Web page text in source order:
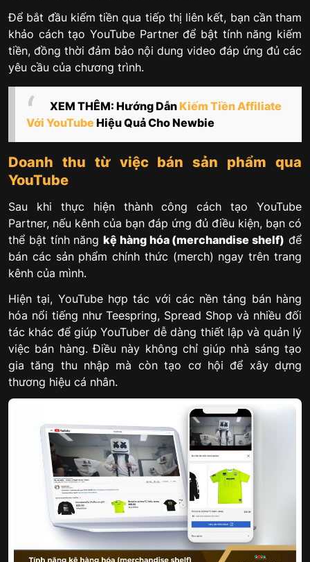
Để bắt đầu kiếm tiền qua tiếp thị liên kết, bạn cần tham
khảo cách tạo YouTube Partner để bật tính năng kiếm
tiền, đồng thời đảm bảo nội dung video đáp ứng đủ các
yêu cầu của chương trình.
XEM THÊM: Hướng DẫnKiếm Tiền Affiliate
Với YouTube Hiệu Quả Cho Newbie
Doanh thu từ việc bán sản phẩm qua
YouTube
Sau khi thực hiện thành công cách tạo YouTube
Partner, nếu kênh của bạn đáp ứng đủ điều kiện, bạn có
thể bật tính năngkệ hàng hóa (merchandise shelf) để
bán các sản phẩm chính thức (merch) ngay trên trang
kênh của mình.
Hiện tại, YouTube hợp tác với các nền tảng bán hàng
hóa nổi tiếng như Teespring, Spread Shop và nhiều đối
tác khác để giúp YouTuber dễ dàng thiết lập và quản lý
việc bán hàng. Điều này không chỉ giúp nhà sáng tạo
gia tăng thu nhập mà còn tạo cơ hội để xây dựng
thương hiệu cá nhân.